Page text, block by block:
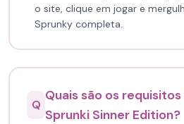
o site, clique em jogar e
Sprunky completa.
Q
Quais são os
Sprunki Sinner Edition?